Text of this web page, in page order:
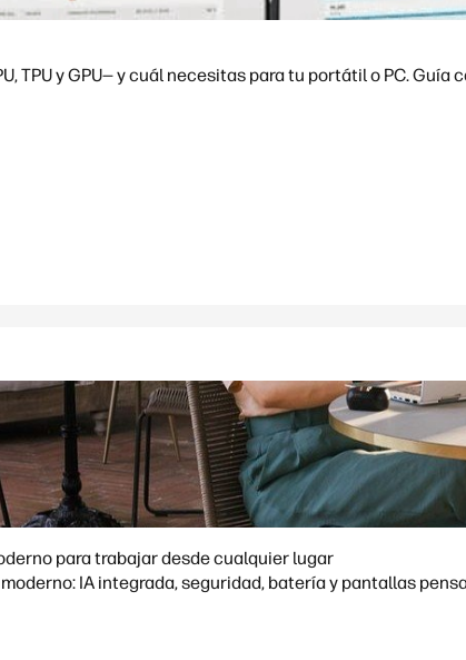
TPU y GPU— y cuál necesitas para tu portátil o PC. Guía
para trabajar desde cualquier lugar
funciones marcan la diferencia en un portátil moderno: IA integrada, seguridad, batería